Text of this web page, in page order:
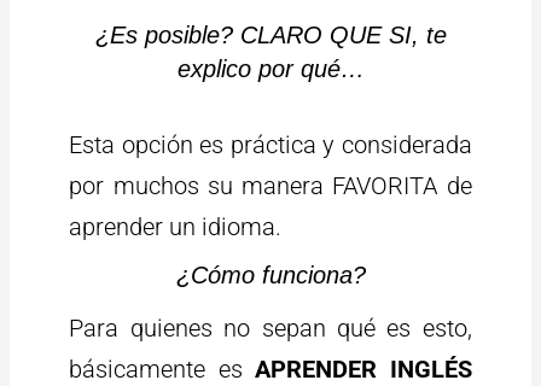
¿Es posible? CLARO QUE SI, te
explico por qué…
Esta opción es práctica y considerada
por muchos su manera FAVORITA de
aprender un idioma.
¿Cómo funciona?
Para quienes no sepan qué es esto,
básicamente esAPRENDER INGLÉS